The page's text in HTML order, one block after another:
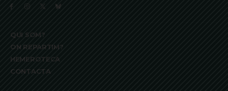
QUI SOM?
ON REPARTIM?
HEMEROTECA
CONTACTA